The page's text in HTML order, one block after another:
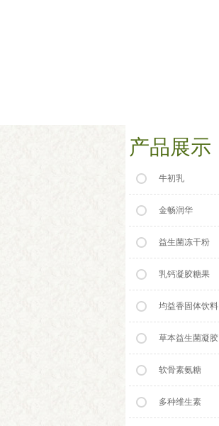
产品展示
牛初乳
金畅润华
益生菌冻干粉
乳钙凝胶糖果
均益香固体饮料
草本益生菌凝胶
软骨素氨糖
多种维生素